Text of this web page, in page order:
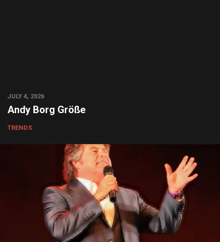
JULY 4, 2026
Andy Borg Größe
TRENDS